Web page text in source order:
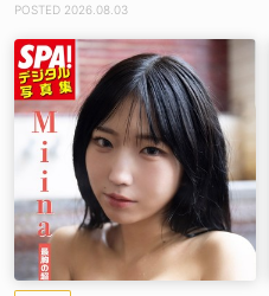
2026.08.03